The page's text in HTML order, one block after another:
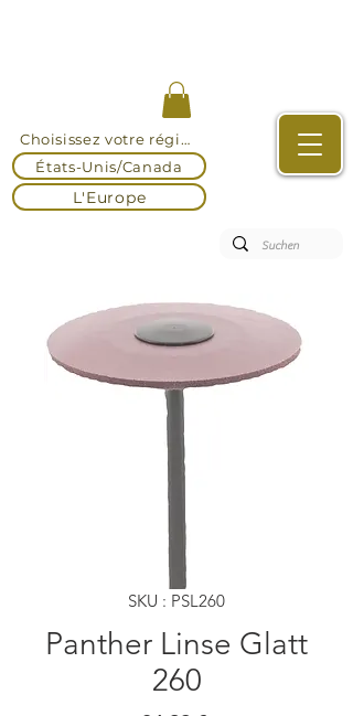
Choisissez votre région
États-Unis/Canada
L'Europe
SKU : PSL260
Panther Linse Glatt
260